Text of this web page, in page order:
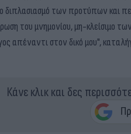
διπλασιασμό των προτύπων και
του μνημονίου, μη-
απέναντι στον δικό μου",
Κάνε κλικ και δες